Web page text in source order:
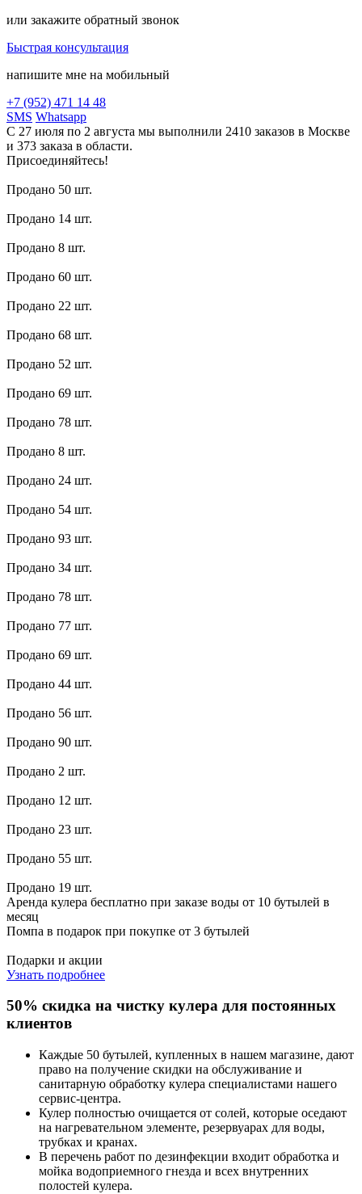
или закажите обратный звонок
Быстрая консультация
напишите мне на мобильный
+7 (952) 471 14 48
SMS Whatsapp
С 27 июля по 2 августа мы выполнили 2410 заказов в Москве
и 373 заказа в области.
Присоединяйтесь!
Продано 50 шт.
Продано 14 шт.
Продано 8 шт.
Продано 60 шт.
Продано 22 шт.
Продано 68 шт.
Продано 52 шт.
Продано 69 шт.
Продано 78 шт.
Продано 8 шт.
Продано 24 шт.
Продано 54 шт.
Продано 93 шт.
Продано 34 шт.
Продано 78 шт.
Продано 77 шт.
Продано 69 шт.
Продано 44 шт.
Продано 56 шт.
Продано 90 шт.
Продано 2 шт.
Продано 12 шт.
Продано 23 шт.
Продано 55 шт.
Продано 19 шт.
Аренда кулера бесплатно при заказе воды от 10 бутылей в
месяц
Помпа в подарок при покупке от 3 бутылей
Подарки и акции
Узнать подробнее
50% скидка на чистку кулера для постоянных
клиентов
Каждые 50 бутылей, купленных в нашем магазине, дают
право на получение скидки на обслуживание и
санитарную обработку кулера специалистами нашего
сервис-центра.
Кулер полностью очищается от солей, которые оседают
на нагревательном элементе, резервуарах для воды,
трубках и кранах.
В перечень работ по дезинфекции входит обработка и
мойка водоприемного гнезда и всех внутренних
полостей кулера.